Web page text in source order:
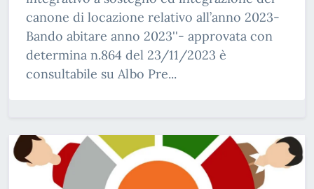
canone di locazione relativo all’anno 2023-
Bando abitare anno 2023''- approvata con
determina n.864 del 23/11/2023 è
consultabile su Albo Pre...